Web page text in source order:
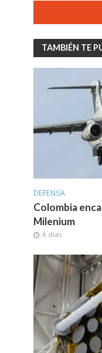
TAMBIÉN TE
DEFENSA
Colombia
Milenium
6 días